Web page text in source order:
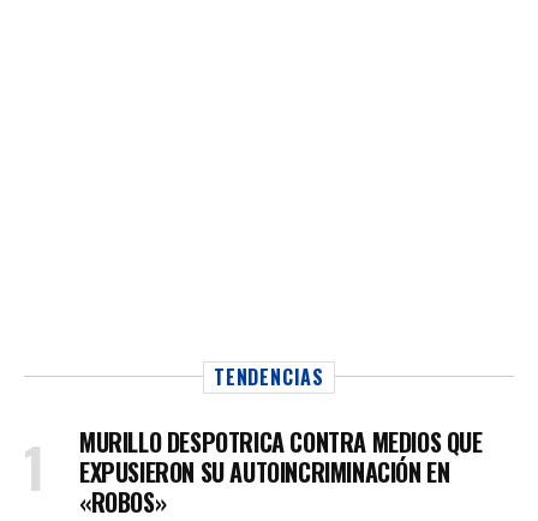
TENDENCIAS
MURILLO DESPOTRICA CONTRA MEDIOS QUE
EXPUSIERON SU AUTOINCRIMINACIÓN EN
«ROBOS»